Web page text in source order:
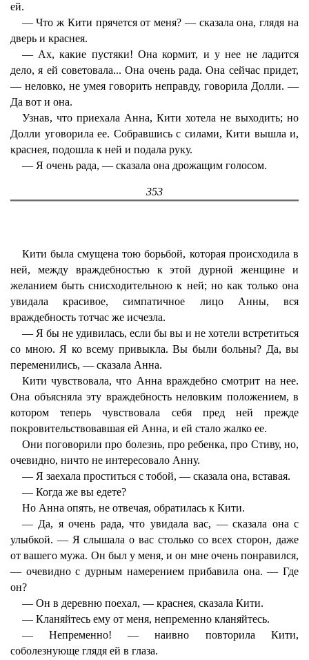
ей.
— Что ж Кити прячется от меня? — сказала она, глядя на
дверь и краснея.
— Ах, какие пустяки! Она кормит, и у нее не ладится
дело, я ей советовала... Она очень рада. Она сейчас придет,
— неловко, не умея говорить неправду, говорила Долли. —
Да вот и она.
Узнав, что приехала Анна, Кити хотела не выходить; но
Долли уговорила ее. Собравшись с силами, Кити вышла и,
краснея, подошла к ней и подала руку.
— Я очень рада, — сказала она дрожащим голосом.
353
Кити была смущена тою борьбой, которая происходила в
ней, между враждебностью к этой дурной женщине и
желанием быть снисходительною к ней; но как только она
увидала красивое, симпатичное лицо Анны, вся
враждебность тотчас же исчезла.
— Я бы не удивилась, если бы вы и не хотели встретиться
со мною. Я ко всему привыкла. Вы были больны? Да, вы
переменились, — сказала Анна.
Кити чувствовала, что Анна враждебно смотрит на нее.
Она объясняла эту враждебность неловким положением, в
котором теперь чувствовала себя пред ней прежде
покровительствовавшая ей Анна, и ей стало жалко ее.
Они поговорили про болезнь, про ребенка, про Стиву, но,
очевидно, ничто не интересовало Анну.
— Я заехала проститься с тобой, — сказала она, вставая.
— Когда же вы едете?
Но Анна опять, не отвечая, обратилась к Кити.
— Да, я очень рада, что увидала вас, — сказала она с
улыбкой. — Я слышала о вас столько со всех сторон, даже
от вашего мужа. Он был у меня, и он мне очень понравился,
— очевидно с дурным намерением прибавила она. — Где
он?
— Он в деревню поехал, — краснея, сказала Кити.
— Кланяйтесь ему от меня, непременно кланяйтесь.
— Непременно! — наивно повторила Кити,
соболезнующе глядя ей в глаза.